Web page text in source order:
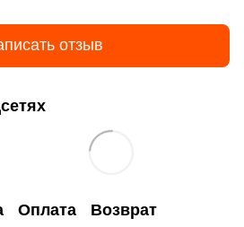
отзыв
Оплата Возврат